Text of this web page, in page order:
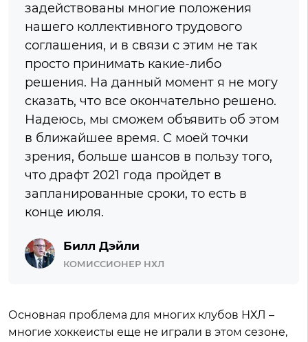
задействованы многие положения
нашего коллективного трудового
соглашения, и в связи с этим не так
просто принимать какие-либо
решения. На данный момент я не могу
сказать, что все окончательно решено.
Надеюсь, мы сможем объявить об этом
в ближайшее время. С моей точки
зрения, больше шансов в пользу того,
что драфт 2021 года пройдет в
запланированные сроки, то есть в
конце июля.
Билл Дэйли
КОМИССИОНЕР НХЛ
Основная проблема для многих клубов НХЛ –
многие хоккеисты еще не играли в этом сезоне,